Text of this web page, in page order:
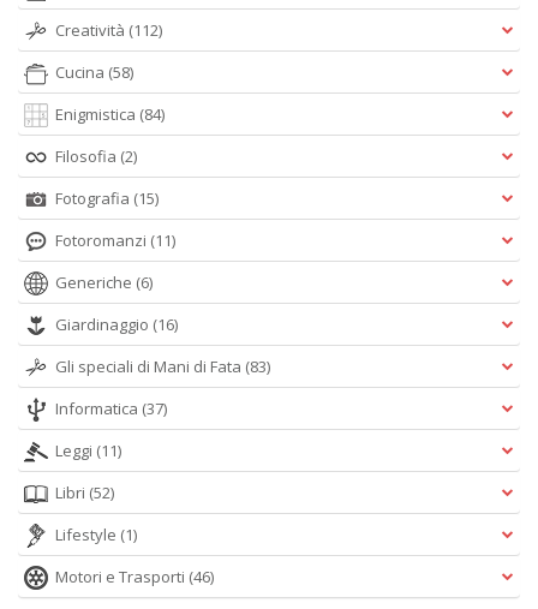
Creatività (112)
Cucina (58)
Enigmistica (84)
Filosofia (2)
Fotografia (15)
Fotoromanzi (11)
Generiche (6)
Giardinaggio (16)
Gli speciali di Mani di Fata (83)
Informatica (37)
Leggi (11)
Libri (52)
Lifestyle (1)
Motori e Trasporti (46)